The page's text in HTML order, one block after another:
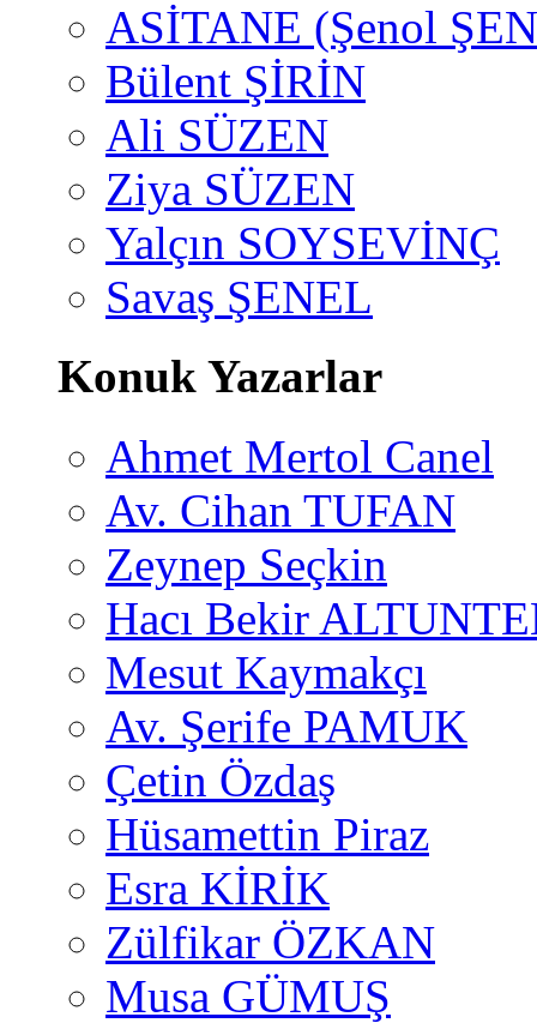
ASİTANE (Şenol
Bülent ŞİRİN
Ali SÜZEN
Ziya SÜZEN
Yalçın SOYSEVİNÇ
Savaş ŞENEL
Konuk Yazarlar
Ahmet Mertol Canel
Av. Cihan TUFAN
Zeynep Seçkin
Hacı Bekir
Mesut Kaymakçı
Av. Şerife PAMUK
Çetin Özdaş
Hüsamettin Piraz
Esra KİRİK
Zülfikar ÖZKAN
Musa GÜMUŞ